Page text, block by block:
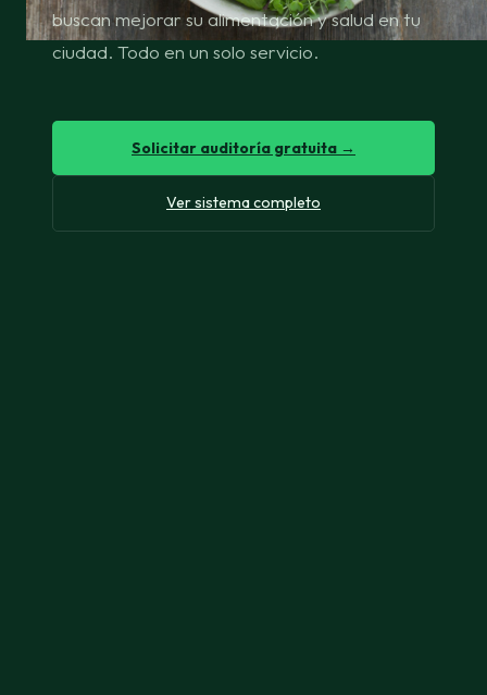
buscan mejorar su alimentación y salud en tu
ciudad. Todo en un solo servicio.
Solicitar auditoría gratuita →
Ver sistema completo